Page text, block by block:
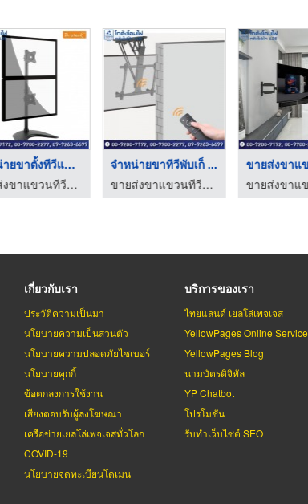
จำหน่ายขาตั้งทีวีแบบ ...
ขายส่งขาแขวนทีวีนำเข้า
จำหน่ายขาทีวีพับเก็ ...
ขายส่งขาแขวนทีวีนำเข้า
เกี่ยวกับเรา
ประวัติความเป็นมา
นโยบายความเป็นส่วนตัว
นโยบายความปลอดภัยไซเบอร์
นโยบายคุกกี้
ข้อตกลงการใช้งาน
เสียงตอบรับผู้ลงโฆษณา
เครือข่ายเยลโล่เพจเจสทั่วโลก
COVID-19
นโยบายจดทะเบียนโดเมน
บริการของเรา
ไทยแลนด์ เยลโล่เพจเจส
YellowPages Online Service
YellowPages Blog
นามบัตรดิจิทัล
YP Chatbot
โปรโมชั่น
รับทำเว็บไซต์ SEO